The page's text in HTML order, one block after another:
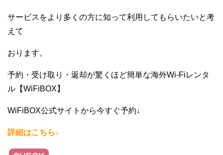
サービスをより多くの方に知って利用してもらいたいと考
えて
おります。
予約・受け取り・返却が驚くほど簡単な海外Wi-Fiレンタ
ル【WiFiBOX】
WiFiBOX公式サイトから今すぐ予約↓
詳細はこちら↓